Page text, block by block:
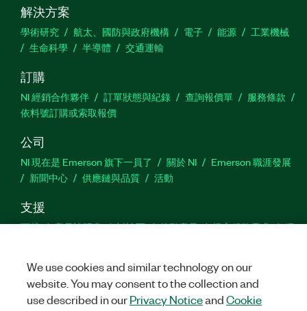
解決方案
學術研究 航太、國防與政府機構 電子 能源
工業機械
生命科學
半導體 交通運輸
訂購
NI 經銷合作夥伴 訂單狀態與紀錄 查詢報價單
服務條款
依料號訂購或索取報價
公司
NI 現在是 Emerson 旗下一員了 關於 NI
Emerson 職涯發展
新聞中心
供應鏈與品質 活動
支援
下載 產品說明書 討論區 啟動產品 提交服務需求
網
TwitterFacebook
We use cookies and similar technology on our
website. You may consent to the collection and
use described in ourPrivacy NoticeandCookie